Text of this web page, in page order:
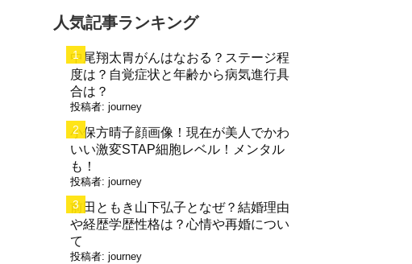
人気記事ランキング
中尾翔太胃がんはなおる？ステージ程
度は？自覚症状と年齢から病気進行具
合は？
投稿者: journey
小保方晴子顔画像！現在が美人でかわ
いい激変STAP細胞レベル！メンタル
も！
投稿者: journey
前田ともき山下弘子となぜ？結婚理由
や経歴学歴性格は？心情や再婚につい
て
投稿者: journey